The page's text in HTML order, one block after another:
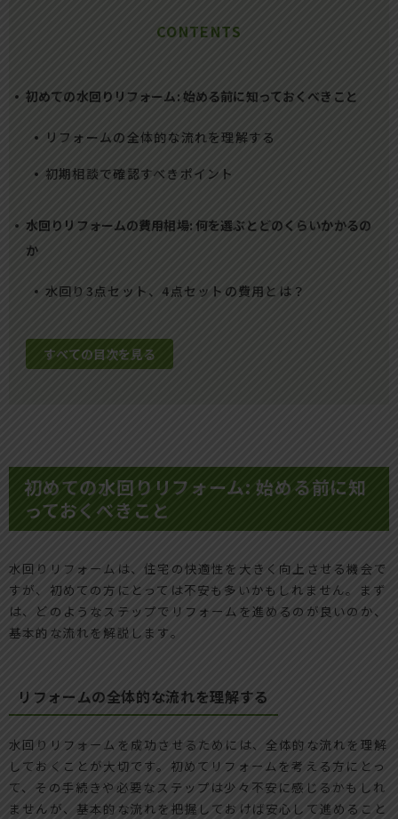
CONTENTS
初めての水回りリフォーム: 始める前に知っておくべきこと
リフォームの全体的な流れを理解する
初期相談で確認すべきポイント
水回りリフォームの費用相場: 何を選ぶとどのくらいかかるの
か
水回り3点セット、4点セットの費用とは？
すべての目次を見る
初めての水回りリフォーム: 始める前に知
っておくべきこと
水回りリフォームは、住宅の快適性を大きく向上させる機会で
すが、初めての方にとっては不安も多いかもしれません。まず
は、どのようなステップでリフォームを進めるのが良いのか、
基本的な流れを解説します。
リフォームの全体的な流れを理解する
水回りリフォームを成功させるためには、全体的な流れを理解
しておくことが大切です。初めてリフォームを考える方にとっ
て、その手続きや必要なステップは少々不安に感じるかもしれ
ませんが、基本的な流れを把握しておけば安心して進めること